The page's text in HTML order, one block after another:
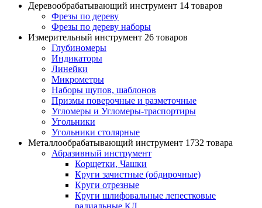
Деревообрабатывающий инструмент 14 товаров
Фрезы по дереву
Фрезы по дереву наборы
Измерительный инструмент 26 товаров
Глубиномеры
Индикаторы
Линейки
Микрометры
Наборы щупов, шаблонов
Призмы поверочные и разметочные
Угломеры и Угломеры-траспортиры
Угольники
Угольники столярные
Металлообрабатывающий инструмент 1732 товара
Абразивный инструмент
Корщетки, Чашки
Круги зачистные (обдирочные)
Круги отрезные
Круги шлифовальные лепестковые
радиальные КЛ